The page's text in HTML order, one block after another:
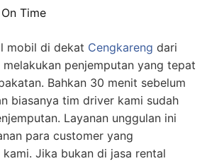
Time
mobil di dekat Cengkareng dari
melakukan penjemputan yang tepat
Bahkan 30 menit sebelum
biasanya tim driver kami sudah
Layanan unggulan ini
para customer yang
kami. Jika bukan di jasa rental